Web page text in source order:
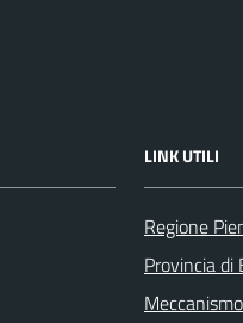
LINK UTILI
Regione
Provincia di